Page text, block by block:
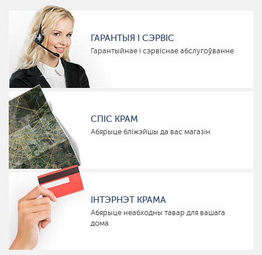
ГАРАНТЫЯ І СЭРВІС
Гарантыйнае і сэрвіснае абслугоўванне
СПІС КРАМ
Абярыце бліжэйшы да вас магазін
ІНТЭРНЭТ КРАМА
Абярыце неабходны тавар для вашага
дома